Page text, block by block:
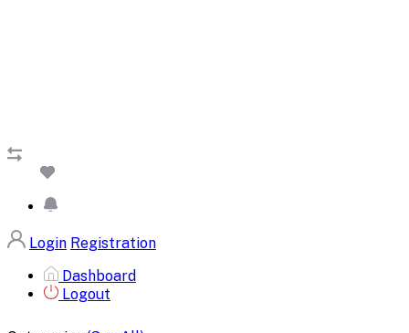
Login Registration
Dashboard
Logout